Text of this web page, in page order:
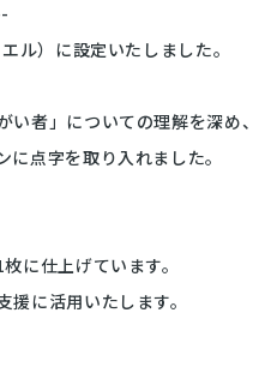
ル）に設定いたしました。
い者」についての理解を深め、
点字を取り入れました。
に仕上げています。
に活用いたします。